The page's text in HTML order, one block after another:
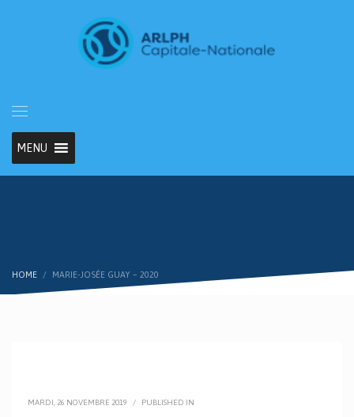
MENU
HOME MARIE-JOSÉE GUAY – 2020
MARDI, 26 NOVEMBRE 2019 / PUBLISHED IN